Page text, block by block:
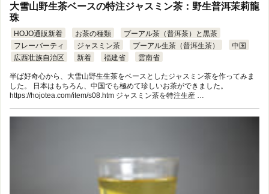
大雪山野生茶ベースの特注ジャスミン茶：野生普洱茉莉龍
珠
HOJO通販新着 お茶の種類
プーアル茶（普洱茶）と黒茶
フレーバーティ
ジャスミン茶 プーアル生茶（普洱生茶）
中国
広西壮族自治区
新着 福建省 雲南省
半ば好奇心から、大雪山野生生茶をベースとしたジャスミン茶を作ってみま
した。 日本はもちろん、中国でも極めて珍しいお茶ができました。
https://hojotea.com/item/s08.htm ジャスミン茶を特注生産 …